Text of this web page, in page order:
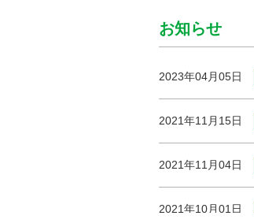
お知らせ
2023年04月05日
2021年11月15日
2021年11月04日
2021年10月01日